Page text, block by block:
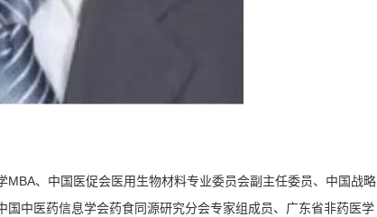
、中国医促会医用生物材料专业委员会副主任委员、中国战略
中医药信息学会药食同源研究分会专家组成员、广东省非药医学